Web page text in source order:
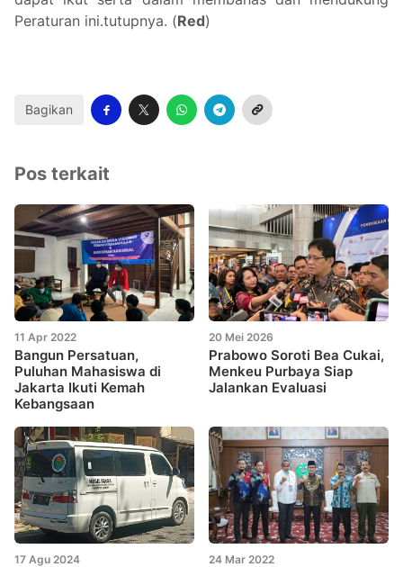
Peraturan ini.tutupnya. (Red)
Bagikan
Pos terkait
11 Apr 2022
Bangun Persatuan,
Puluhan Mahasiswa di
Jakarta Ikuti Kemah
Kebangsaan
20 Mei 2026
Prabowo Soroti Bea Cukai,
Menkeu Purbaya Siap
Jalankan Evaluasi
17 Agu 2024 24 Mar 2022